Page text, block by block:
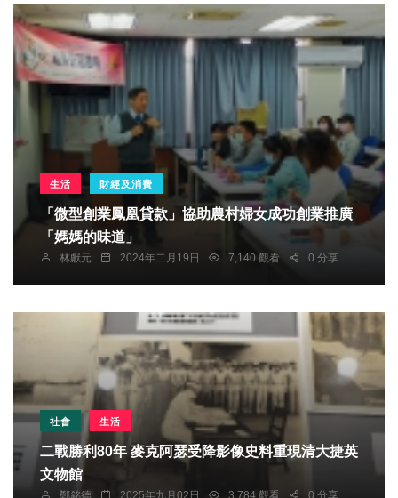
生活 財經及消費
「微型創業鳳凰貸款」協助農村婦女成功創業推廣
「媽媽的味道」
林獻元 2024年二月19日 7,140 觀看 0 分享
社會 生活
二戰勝利80年 麥克阿瑟受降影像史料重現清大捷英
文物館
鄭銘德 2025年九月02日 3,784 觀看 0 分享